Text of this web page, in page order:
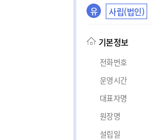
유 사립(법인)
기본정보
전화번호
운영시간
대표자명
원장명
설립일